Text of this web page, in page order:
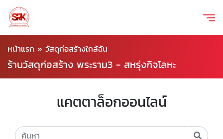
หน้าแรก » วัสดุก่อสร้างใกล้ฉัน
ร้านวัสดุก่อสร้าง พระราม3 - สหรุ่งกิจโลหะ
แคตตาล็อกออนไลน์